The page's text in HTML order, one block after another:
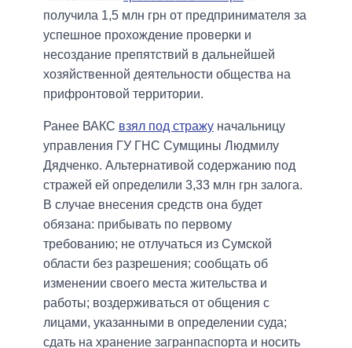
получила 1,5 млн грн от предпринимателя за
успешное прохождение проверки и
несоздание препятствий в дальнейшей
хозяйственной деятельности общества на
прифронтовой территории.
Ранее ВАКС взял под стражу начальницу
управления ГУ ГНС Сумщины Людмилу
Дядченко. Альтернативой содержанию под
стражей ей определили 3,33 млн грн залога.
В случае внесения средств она будет
обязана: прибывать по первому
требованию; не отлучаться из Сумской
области без разрешения; сообщать об
изменении своего места жительства и
работы; воздерживаться от общения с
лицами, указанными в определении суда;
сдать на хранение загранпаспорта и носить